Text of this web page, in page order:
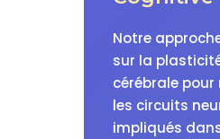
Notre
sur la
cérébrale pour
les circuits
impliqués